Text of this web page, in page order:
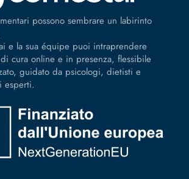
possono sembrare un labirinto
e la sua équipe puoi intraprendere
cura online e in presenza, flessibile
guidato da psicologi, dietisti e
esperti.